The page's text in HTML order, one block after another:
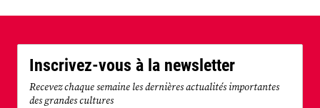
Inscrivez-vous à la newsletter
Recevez chaque semaine les dernières actualités importantes
des grandes cultures